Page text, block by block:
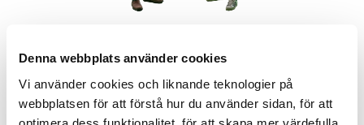
Denna webbplats använder cookies
Vi använder cookies och liknande teknologier på
webbplatsen för att förstå hur du använder sidan, för att
fundersam över ditt hems eller
husbolags fukttekniska kondition?